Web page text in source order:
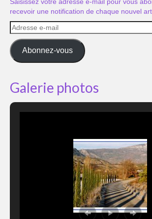
recevoir une notification de chaque nouvel
Adresse
e-
mail
Abonnez-vous
Galerie photos